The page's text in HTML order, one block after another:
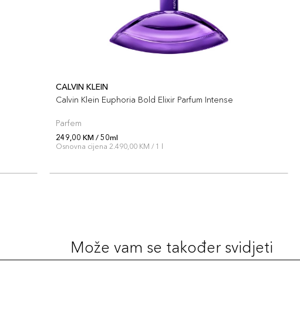
CALVIN KLEIN
Calvin Klein Euphoria Bold Elixir Parfum Intense
Parfem
249,00 KM / 50ml
Osnovna cijena 2.490,00 KM / 1 l
Može vam se također svidjeti